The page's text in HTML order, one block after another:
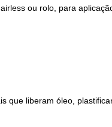
ou rolo, para
que liberam óleo,